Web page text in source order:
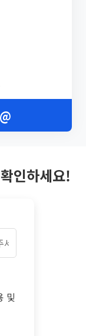
인하세요!
및